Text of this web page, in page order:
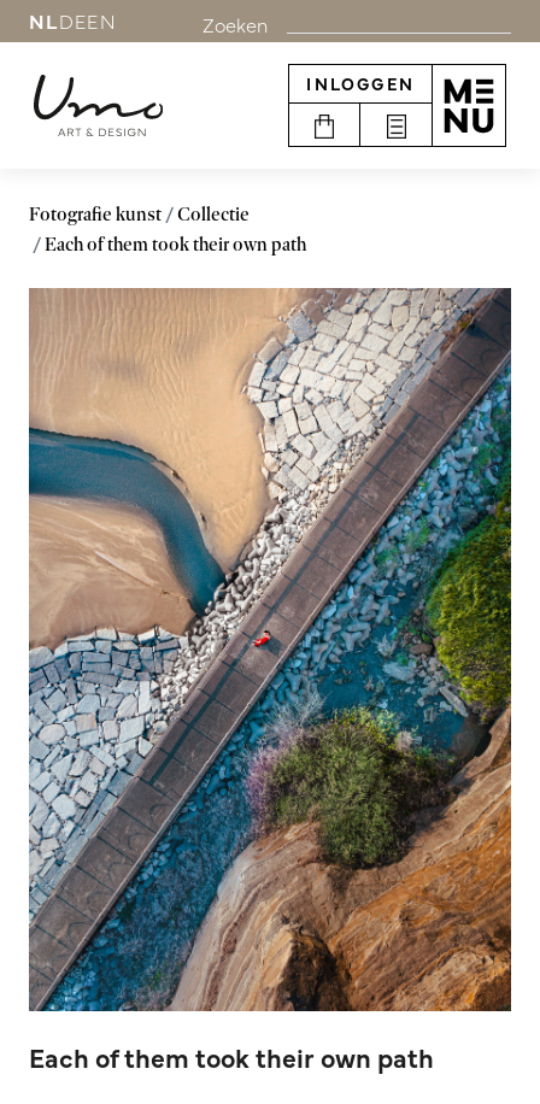
NLDEEN Zoeken
INLOGGEN
Fotografie kunst
Collectie
Each of them took their own path
Each of them took their own path